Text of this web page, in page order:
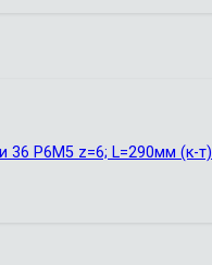
36 Р6М5 z=6; L=290мм (к-т)